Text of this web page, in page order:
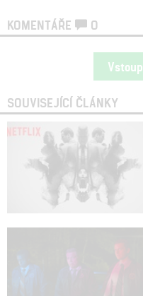
KOMENTÁŘE 0
SOUVISEJÍCÍ ČLÁNKY